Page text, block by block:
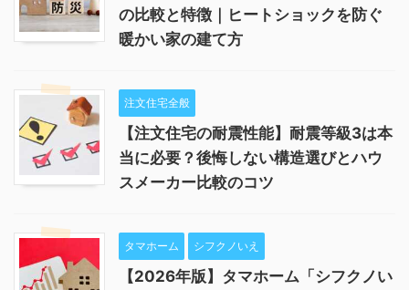
の比較と特徴｜ヒートショックを防ぐ
暖かい家の建て方
注文住宅全般
【注文住宅の耐震性能】耐震等級3は本
当に必要？後悔しない構造選びとハウ
スメーカー比較のコツ
タマホーム シフクノいえ
【2026年版】タマホーム「シフクノい